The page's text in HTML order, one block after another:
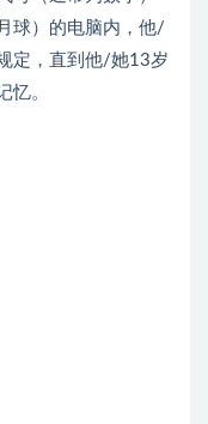
球）的电脑内，他/
定，直到他/她13岁
忆。